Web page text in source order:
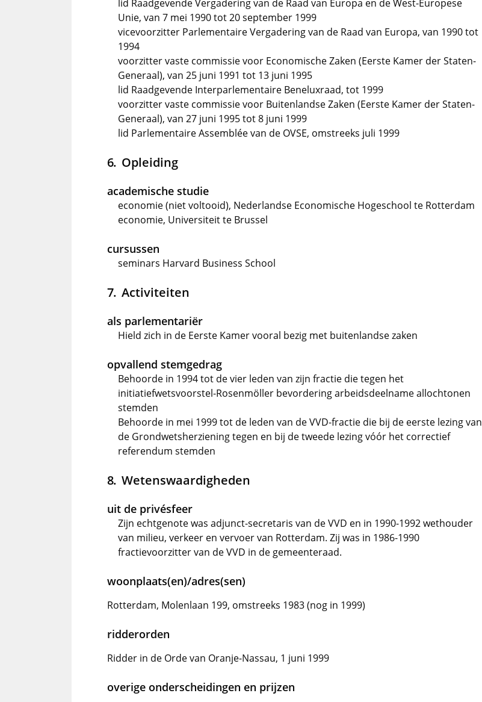
lid Raadgevende Vergadering van de Raad van Europa en de West-Europese
Unie, van 7 mei 1990 tot 20 september 1999
vicevoorzitter Parlementaire Vergadering van de Raad van Europa, van 1990 tot
1994
voorzitter vaste commissie voor Economische Zaken (Eerste Kamer der Staten-
Generaal), van 25 juni 1991 tot 13 juni 1995
lid Raadgevende Interparlementaire Beneluxraad, tot 1999
voorzitter vaste commissie voor Buitenlandse Zaken (Eerste Kamer der Staten-
Generaal), van 27 juni 1995 tot 8 juni 1999
lid Parlementaire Assemblée van de OVSE, omstreeks juli 1999
Opleiding
academische studie
economie (niet voltooid), Nederlandse Economische Hogeschool te Rotterdam
economie, Universiteit te Brussel
cursussen
seminars Harvard Business School
Activiteiten
als parlementariër
Hield zich in de Eerste Kamer vooral bezig met buitenlandse zaken
opvallend stemgedrag
Behoorde in 1994 tot de vier leden van zijn fractie die tegen het
initiatiefwetsvoorstel-Rosenmöller bevordering arbeidsdeelname allochtonen
stemden
Behoorde in mei 1999 tot de leden van de VVD-fractie die bij de eerste lezing van
de Grondwetsherziening tegen en bij de tweede lezing vóór het correctief
referendum stemden
Wetenswaardigheden
uit de privésfeer
Zijn echtgenote was adjunct-secretaris van de VVD en in 1990-1992 wethouder
van milieu, verkeer en vervoer van Rotterdam. Zij was in 1986-1990
fractievoorzitter van de VVD in de gemeenteraad.
woonplaats(en)/adres(sen)
Rotterdam, Molenlaan 199, omstreeks 1983 (nog in 1999)
ridderorden
Ridder in de Orde van Oranje-Nassau, 1 juni 1999
overige onderscheidingen en prijzen